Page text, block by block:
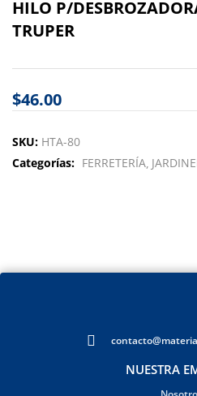
HILO P/
TRUPER
$46.00
SKU: HTA-80
Categorías: FERRETERÍA
NUESTRA